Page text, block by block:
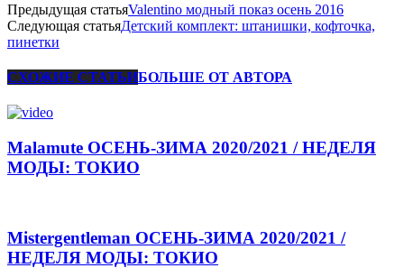
Предыдущая статьяValentino модный показ осень 2016
Следующая статьяДетский комплект: штанишки, кофточка,
пинетки
СХОЖИЕ СТАТЬИБОЛЬШЕ ОТ АВТОРА
Malamute ОСЕНЬ-ЗИМА 2020/2021 / НЕДЕЛЯ
МОДЫ: ТОКИО
Mistergentleman ОСЕНЬ-ЗИМА 2020/2021 /
НЕДЕЛЯ МОДЫ: ТОКИО